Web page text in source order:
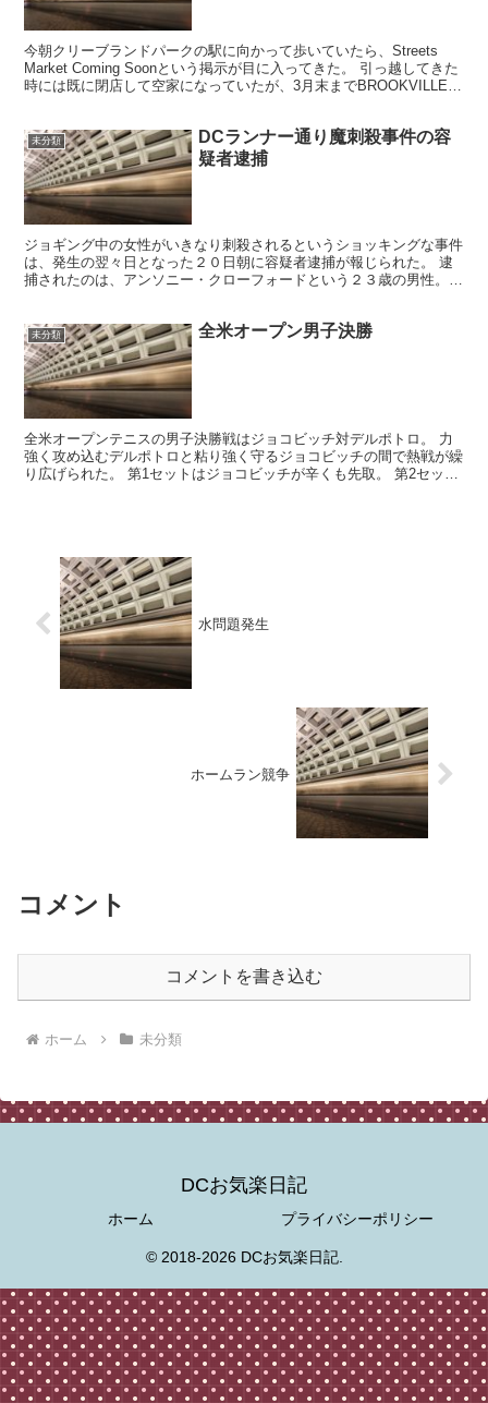
今朝クリーブランドパークの駅に向かって歩いていたら、Streets
Market Coming Soonという掲示が目に入ってきた。 引っ越してきた
時には既に閉店して空家になっていたが、3月末までBROOKVILLEと
未分類
DCランナー通り魔刺殺事件の容
疑者逮捕
ジョギング中の女性がいきなり刺殺されるというショッキングな事件
は、発生の翌々日となった２０日朝に容疑者逮捕が報じられた。 逮
捕されたのは、アンソニー・クローフォードという２３歳の男性。犯
未分類 全米オープン男子決勝
全米オープンテニスの男子決勝戦はジョコビッチ対デルポトロ。 力
強く攻め込むデルポトロと粘り強く守るジョコビッチの間で熱戦が繰
り広げられた。 第1セットはジョコビッチが辛くも先取。 第2セット
水問題発生
ホームラン競争
コメント
コメントを書き込む
ホーム 未分類
DCお気楽日記
ホーム プライバシーポリシー
© 2018-2026 DCお気楽日記.